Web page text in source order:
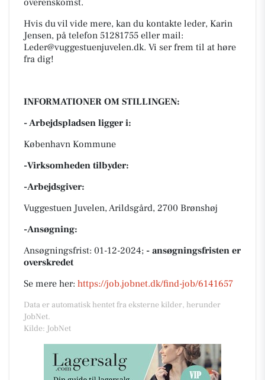
Hvis du vil vide mere, kan du kontakte leder, Karin
Jensen, på telefon 51281755 eller mail:
Leder@vuggestuenjuvelen.dk. Vi ser frem til at høre
fra dig!
INFORMATIONER OM STILLINGEN:
- Arbejdspladsen ligger i:
København Kommune
-Virksomheden tilbyder:
-Arbejdsgiver:
Vuggestuen Juvelen, Arildsgård, 2700 Brønshøj
-Ansøgning:
Ansøgningsfrist: 01-12-2024; - ansøgningsfristen er
overskredet
Se mere her: https://job.jobnet.dk/find-job/6141657
Data er automatisk hentet fra eksterne kilder, herunder
JobNet.
Kilde: JobNet